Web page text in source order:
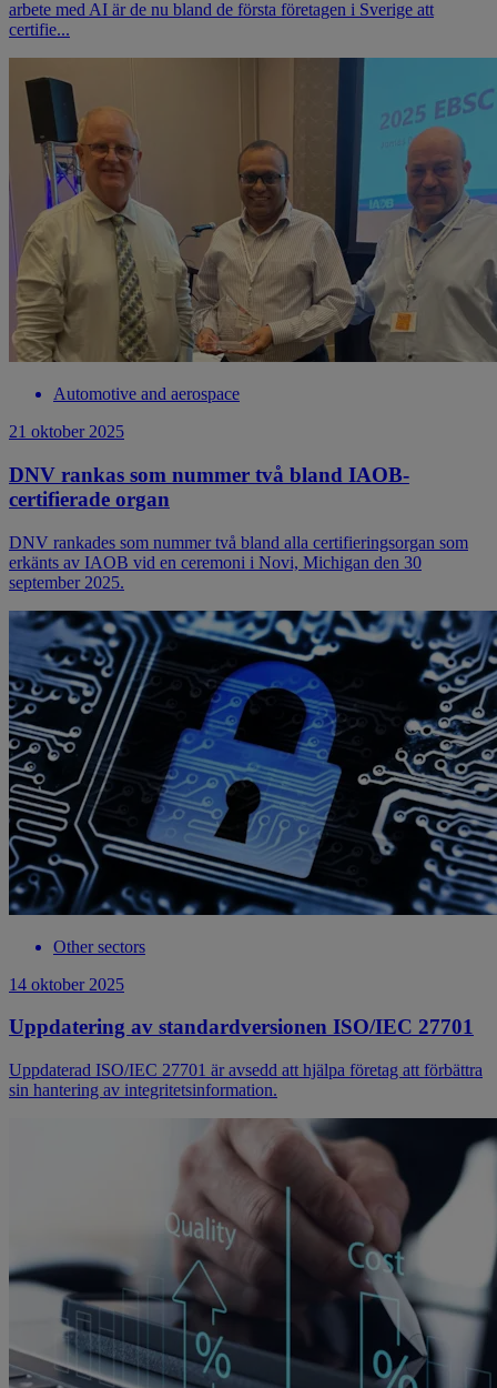
arbete med AI är de nu bland de första företagen i Sverige att
certifie...
Automotive and aerospace
21 oktober 2025
DNV rankas som nummer två bland IAOB-
certifierade organ
DNV rankades som nummer två bland alla certifieringsorgan som
erkänts av IAOB vid en ceremoni i Novi, Michigan den 30
september 2025.
Other sectors
14 oktober 2025
Uppdatering av standardversionen ISO/IEC 27701
Uppdaterad ISO/IEC 27701 är avsedd att hjälpa företag att förbättra
sin hantering av integritetsinformation.